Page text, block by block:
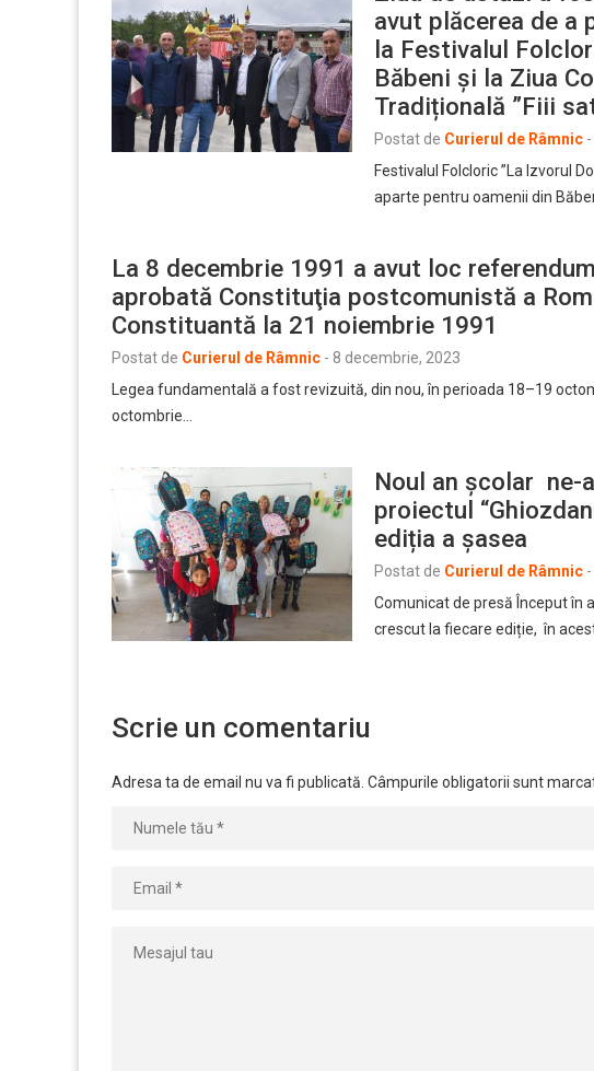
avut plăcerea de a
la Festivalul
Băbeni și la Ziua
Tradițională ”Fiii
Postat de Curierul de Râmnic -
Festivalul Folcloric ”La Izvorul
aparte pentru oamenii din
La 8 decembrie 1991 a avut loc
aprobată Constituţia postcomunistă a
Constituantă la 21 noiembrie 1991
Postat de Curierul de Râmnic - 8 decembrie, 2023
Legea fundamentală a fost revizuită, din nou, în perioada 18–19
octombrie…
Noul an școlar ne-
proiectul
ediția a șasea
Postat de Curierul de Râmnic -
Comunicat de presă Început în
crescut la fiecare ediție, în acest
Scrie un comentariu
Adresa ta de email nu va fi publicată. Câmpurile obligatorii sunt